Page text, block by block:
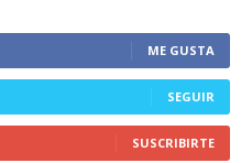
ME GUSTA
SEGUIR
SUSCRIBIRTE